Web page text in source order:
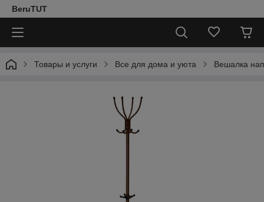
BeruTUT
Товары и услуги Все для дома и уюта Вешалка